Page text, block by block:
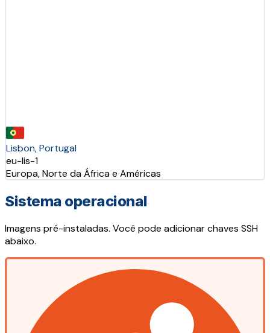
Lisbon, Portugal
eu-lis-1
Europa, Norte da África e Américas
Sistema operacional
Imagens pré-instaladas. Você pode adicionar chaves SSH
abaixo.